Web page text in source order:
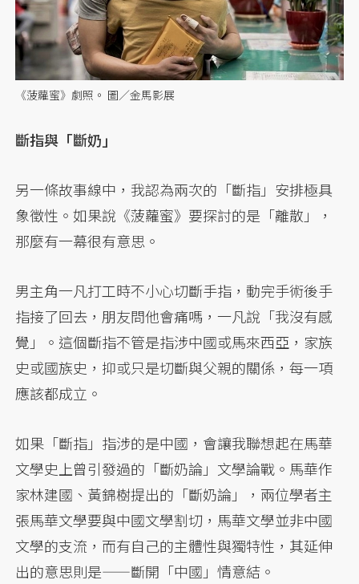
《菠蘿蜜》劇照。 圖／金馬影展
斷指與「斷奶」
另一條故事線中，我認為兩次的「斷指」安排極具
象徵性。如果說《菠蘿蜜》要探討的是「離散」，
那麼有一幕很有意思。
男主角一凡打工時不小心切斷手指，動完手術後手
指接了回去，朋友問他會痛嗎，一凡說「我沒有感
覺」。這個斷指不管是指涉中國或馬來西亞，家族
史或國族史，抑或只是切斷與父親的關係，每一項
應該都成立。
如果「斷指」指涉的是中國，會讓我聯想起在馬華
文學史上曾引發過的「斷奶論」文學論戰。馬華作
家林建國、黃錦樹提出的「斷奶論」，兩位學者主
張馬華文學要與中國文學割切，馬華文學並非中國
文學的支流，而有自己的主體性與獨特性，其延伸
出的意思則是——斷開「中國」情意結。